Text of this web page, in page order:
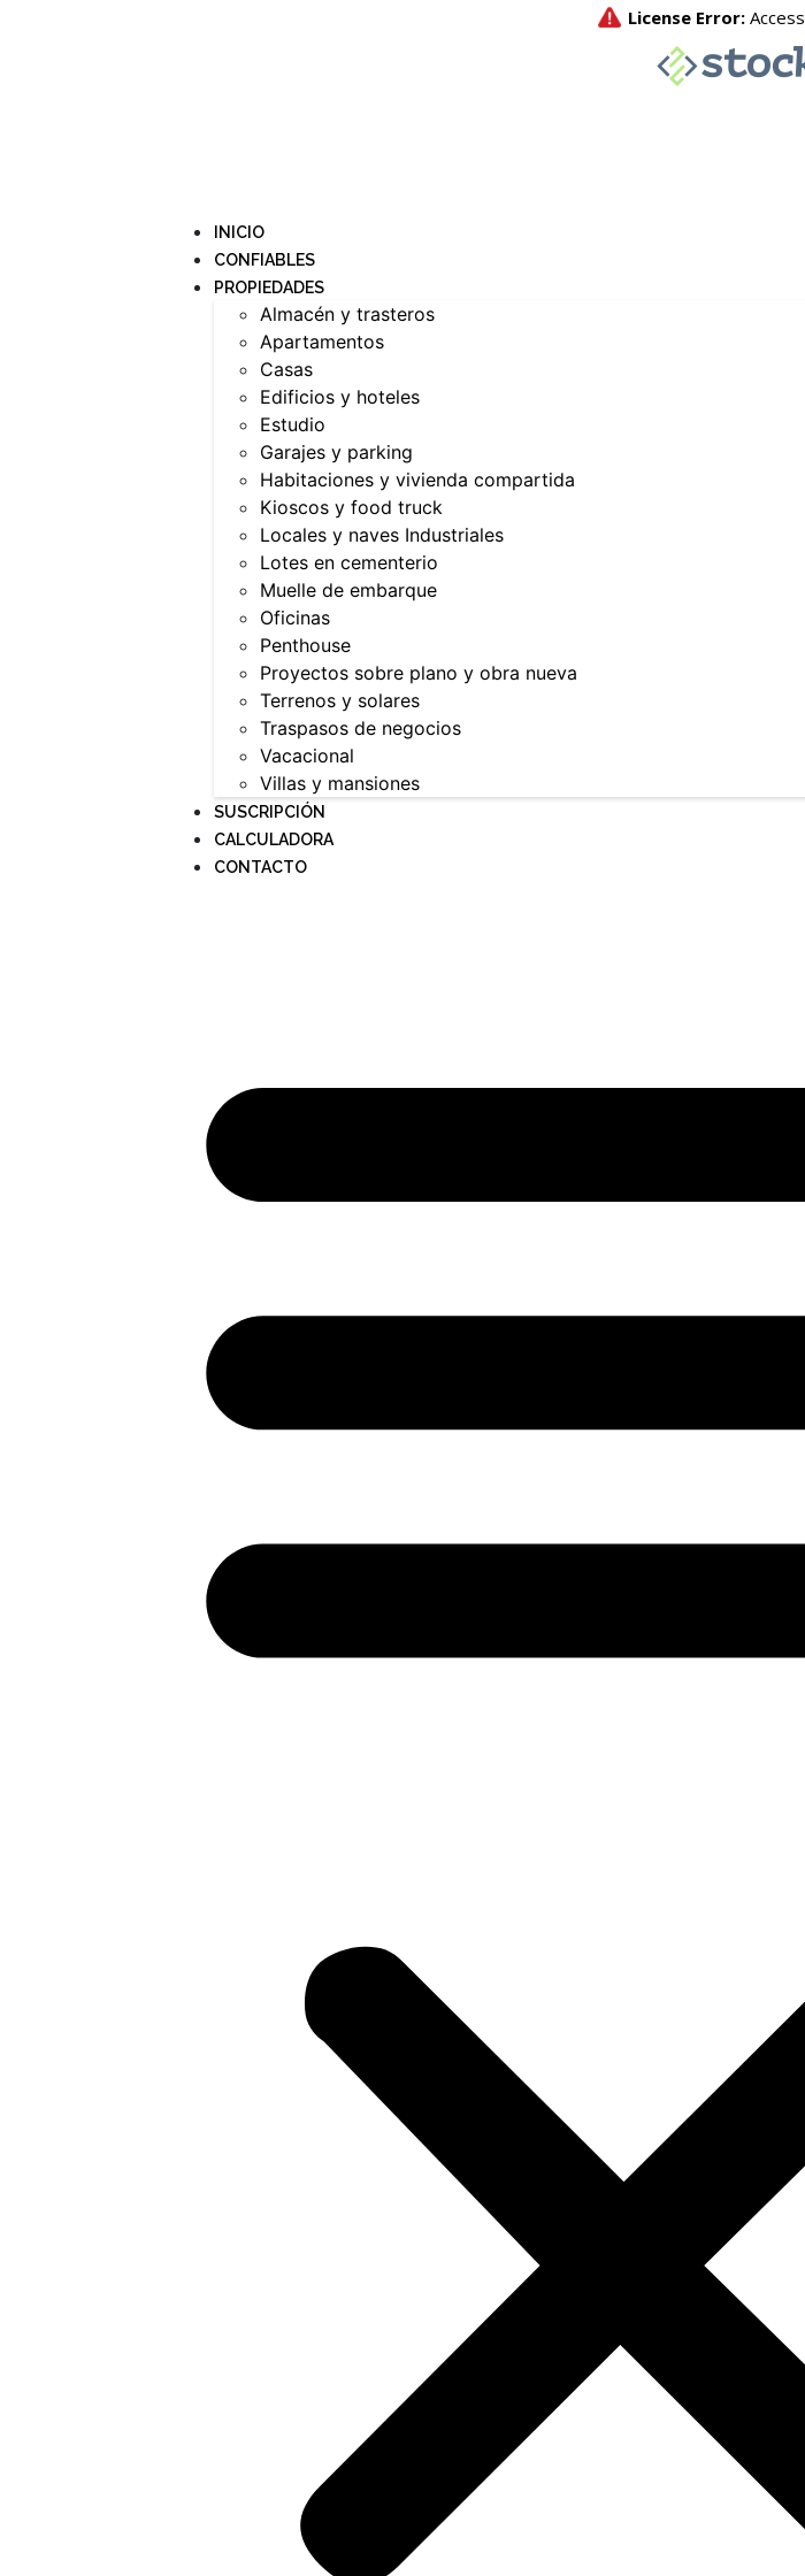
INICIO
CONFIABLES
PROPIEDADES
Almacén y trasteros
Apartamentos
Casas
Edificios y hoteles
Estudio
Garajes y parking
Habitaciones y vivienda compartida
Kioscos y food truck
Locales y naves Industriales
Lotes en cementerio
Muelle de embarque
Oficinas
Penthouse
Proyectos sobre plano y obra nueva
Terrenos y solares
Traspasos de negocios
Vacacional
Villas y mansiones
SUSCRIPCIÓN
CALCULADORA
CONTACTO